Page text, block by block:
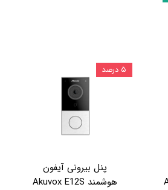
پنل بیرونی آیفون
هوشمند Akuvox E12S
۵ درصد